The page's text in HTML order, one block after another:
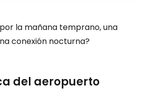
la mañana temprano, una
conexión nocturna?
del aeropuerto